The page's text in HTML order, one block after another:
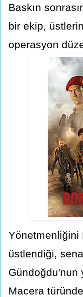
Baskın
bir ekip,
operasyon
Yönetmenliğini
üstlendiği,
Gündoğdu'nun
Macera